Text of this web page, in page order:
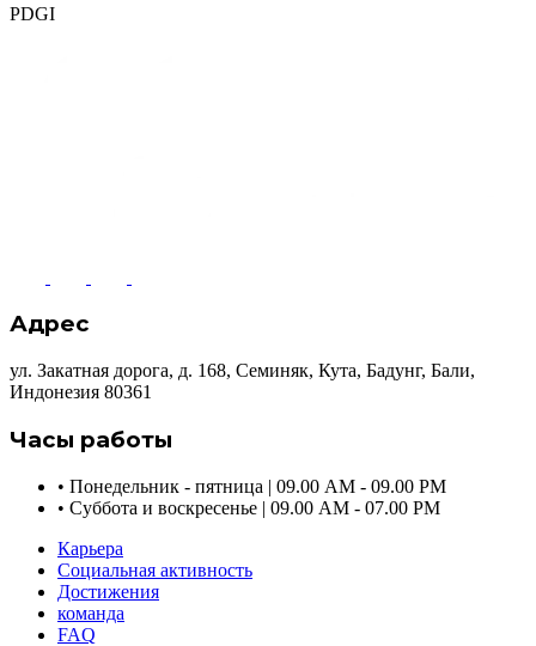
PDGI
Адрес
ул. Закатная дорога, д. 168, Семиняк, Кута, Бадунг, Бали,
Индонезия 80361
Часы работы
• Понедельник - пятница | 09.00 AM - 09.00 PM
• Суббота и воскресенье | 09.00 AM - 07.00 PM
Карьера
Социальная активность
Достижения
команда
FAQ